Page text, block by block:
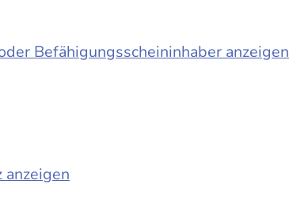
Befähigungsscheininhaber anzeigen